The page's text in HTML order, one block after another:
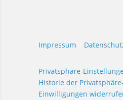
Impressum
Privatsphäre-
Historie der
Einwilligungen